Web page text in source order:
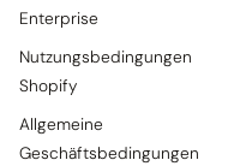
Enterprise
Nutzungsbedingungen
Shopify
Allgemeine
Geschäftsbedingungen